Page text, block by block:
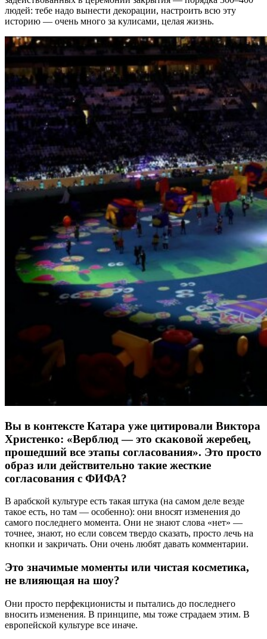
людей: тебе надо вынести декорации, настроить всю эту
историю — очень много за кулисами, целая жизнь.
Вы в контексте Катара уже цитировали Виктора
Христенко: «Верблюд — это скаковой жеребец,
прошедший все этапы согласования». Это просто
образ или действительно такие жесткие
согласования с ФИФА?
В арабской культуре есть такая штука (на самом деле везде
такое есть, но там — особенно): они вносят изменения до
самого последнего момента. Они не знают слова «нет» —
точнее, знают, но если совсем твердо сказать, просто лечь на
кнопки и закричать. Они очень любят давать комментарии.
Это значимые моменты или чистая косметика,
не влияющая на шоу?
Они просто перфекционисты и пытались до последнего
вносить изменения. В принципе, мы тоже страдаем этим. В
европейской культуре все иначе.